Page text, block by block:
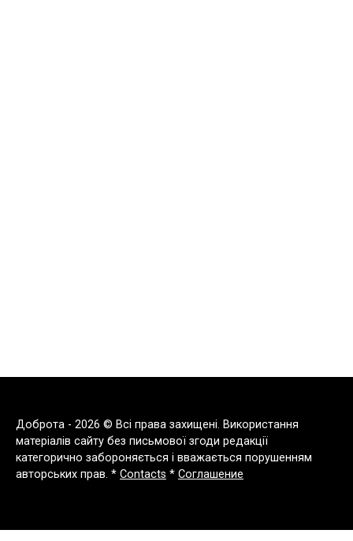
Доброта - 2026 © Всі права захищені. Використання
матеріалів сайту без письмової згоди редакції
категорично забороняється і вважається порушенням
авторських прав. * Contacts * Соглашение